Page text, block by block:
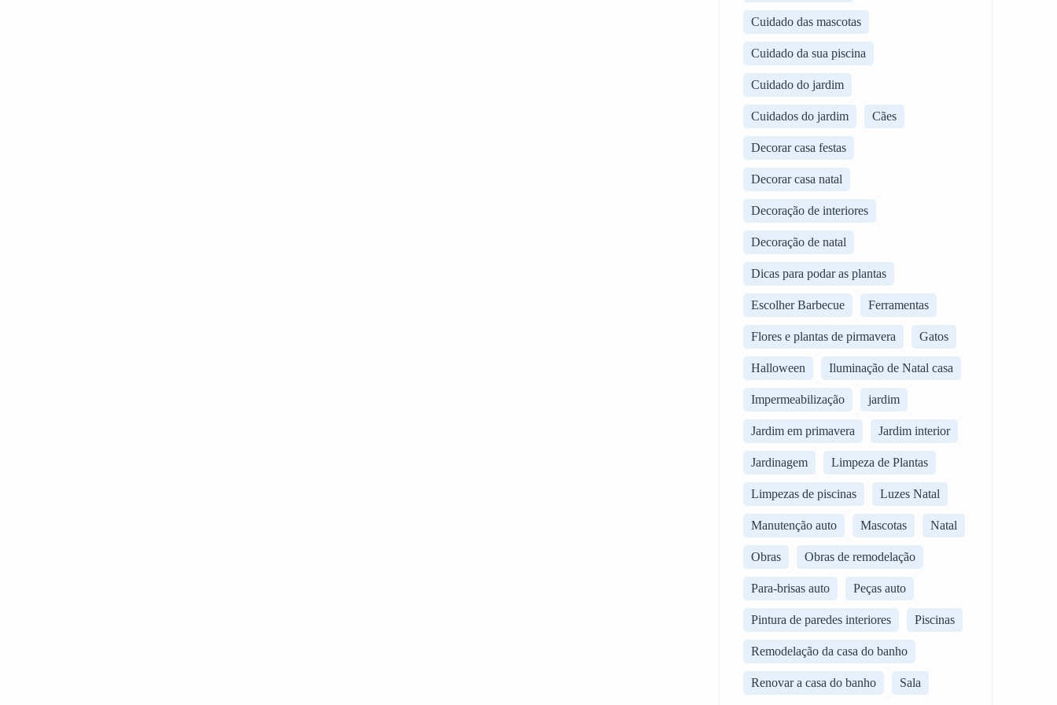
Cuidado das mascotas
Cuidado da sua piscina
Cuidado do jardim
Cuidados do jardim Cães
Decorar casa festas
Decorar casa natal
Decoração de interiores
Decoração de natal
Dicas para podar as plantas
Escolher Barbecue Ferramentas
Flores e plantas de pirmavera Gatos
Halloween Iluminação de Natal casa
Impermeabilização jardim
Jardim em primavera Jardim interior
Jardinagem Limpeza de Plantas
Limpezas de piscinas Luzes Natal
Manutenção auto Mascotas Natal
Obras Obras de remodelação
Para-brisas auto Peças auto
Pintura de paredes interiores Piscinas
Remodelação da casa do banho
Renovar a casa do banho Sala